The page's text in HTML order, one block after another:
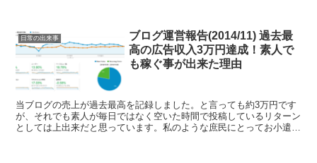
日常の出来事
ブログ運営報告(2014/11) 過去最
高の広告収入3万円達成！素人で
も稼ぐ事が出来た理由
当ブログの売上が過去最高を記録しました。と言っても約3万円です
が、それでも素人が毎日ではなく空いた時間で投稿しているリターン
としては上出来だと思っています。私のような庶民にとってお小遣3